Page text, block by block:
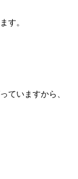
す。
ていますから、